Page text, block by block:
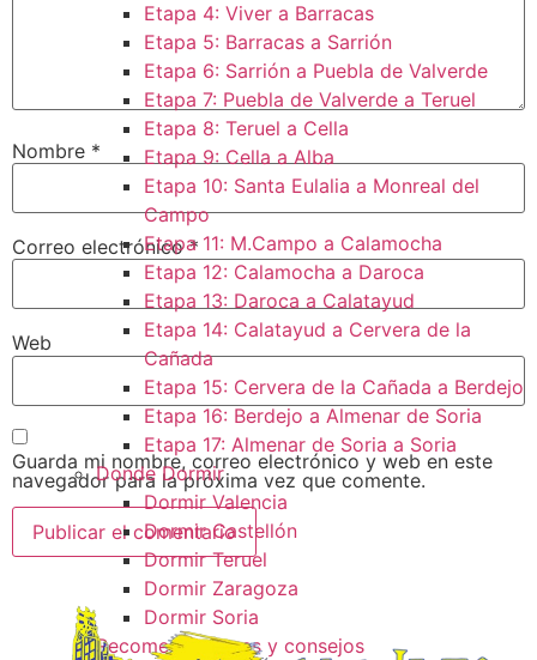
Etapa 4: Viver a Barracas
Etapa 5: Barracas a Sarrión
Etapa 6: Sarrión a Puebla de Valverde
Etapa 7: Puebla de Valverde a Teruel
Etapa 8: Teruel a Cella
Etapa 9: Cella a Alba
Etapa 10: Santa Eulalia a Monreal del
Campo​
Etapa 11: M.Campo a Calamocha​
Etapa 12: Calamocha a Daroca ​
Etapa 13: Daroca a Calatayud
Etapa 14: Calatayud a Cervera de la
Cañada​
Etapa 15: Cervera de la Cañada a Berdejo
Etapa 16: Berdejo a Almenar de Soria
Etapa 17: Almenar de Soria a Soria ​
Donde Dormir
Dormir Valencia
Dormir Castellón
Dormir Teruel
Dormir Zaragoza
Dormir Soria
Recomendaciones y consejos
Nombre *
Correo electrónico*
Web
Guarda mi nombre, correo electrónico y web en este
navegador para la próxima vez que comente.